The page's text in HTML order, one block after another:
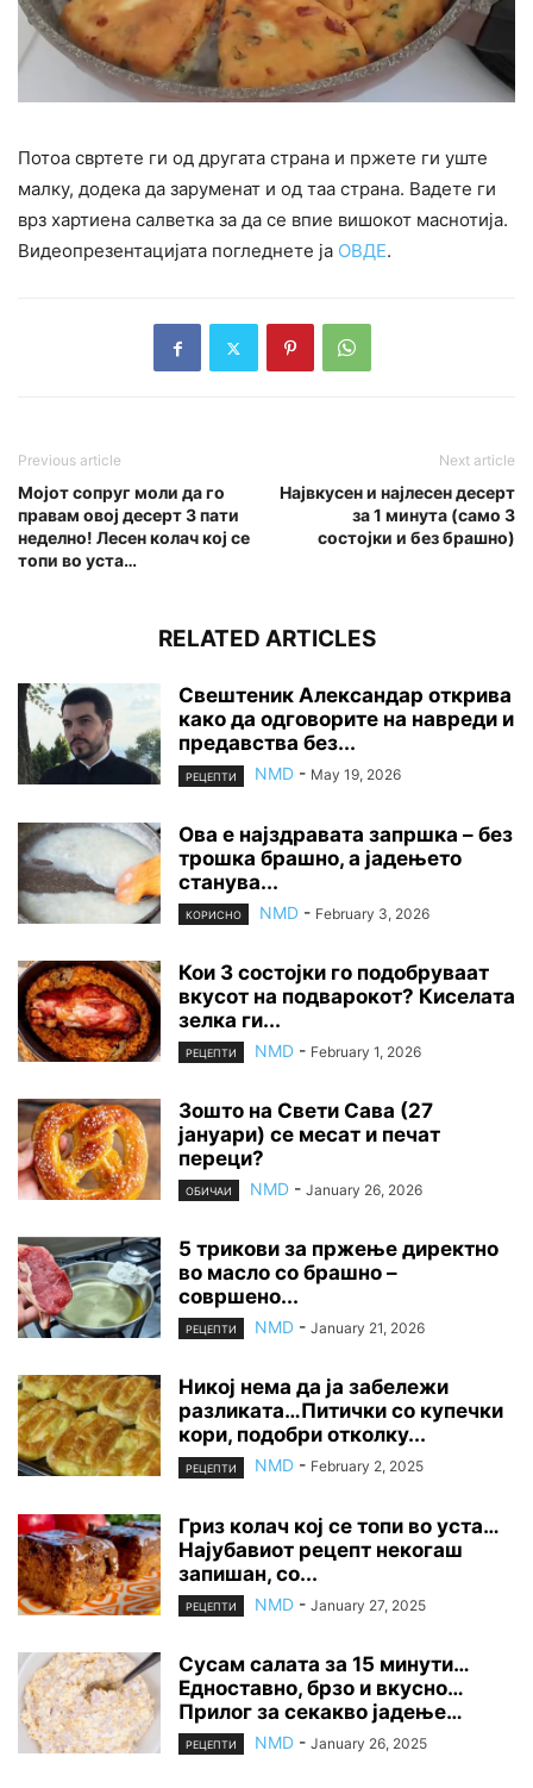
Потоа свртете ги од другата страна и пржете ги уште
малку, додека да заруменат и од таа страна. Вадете ги
врз хартиена салветка за да се впие вишокот маснотија.
Видеопрезентацијата погледнете ја ОВДЕ.
Previous article
Мојот сопруг моли да го
правам овој десерт 3 пати
неделно! Лесен колач кој се
топи во уста…
Next article
Највкусен и најлесен десерт
за 1 минута (само 3
состојки и без брашно)
RELATED ARTICLES
Свештеник Александар открива
како да одговорите на навреди и
предавства без...
РЕЦЕПТИ NMD - May 19, 2026
Ова е најздравата запршка – без
трошка брашно, а јадењето
станува...
КОРИСНО NMD - February 3, 2026
Кои 3 состојки го подобруваат
вкусот на подварокот? Киселата
зелка ги...
РЕЦЕПТИ NMD - February 1, 2026
Зошто на Свети Сава (27
јануари) се месат и печат
переци?
ОБИЧАИ NMD - January 26, 2026
5 трикови за пржење директно
во масло со брашно –
совршено...
РЕЦЕПТИ NMD - January 21, 2026
Никој нема да ја забележи
разликата…Питички со купечки
кори, подобри отколку...
РЕЦЕПТИ NMD - February 2, 2025
Гриз колач кој се топи во уста…
Најубавиот рецепт некогаш
запишан, со...
РЕЦЕПТИ NMD - January 27, 2025
Сусам салата за 15 минути…
Едноставно, брзо и вкусно…
Прилог за секакво јадење…
РЕЦЕПТИ NMD - January 26, 2025